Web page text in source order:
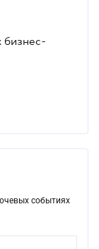
бизнес-
событиях